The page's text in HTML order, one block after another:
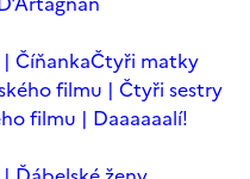
ČíňankaČtyři matky
filmu | Čtyři sestry
filmu | Daaaaaalí!